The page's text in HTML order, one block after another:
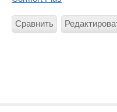
Сравнить